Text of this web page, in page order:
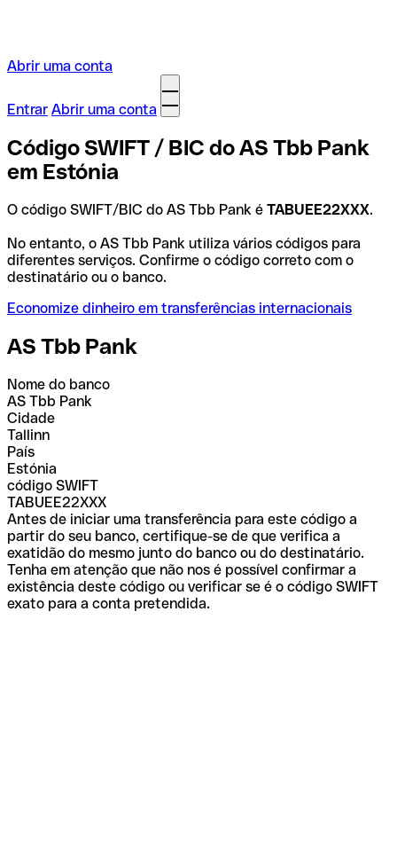
Abrir uma conta
Entrar Abrir uma conta
Código SWIFT / BIC do AS Tbb Pank
em Estónia
O código SWIFT/BIC do AS Tbb Pank é TABUEE22XXX.
No entanto, o AS Tbb Pank utiliza vários códigos para
diferentes serviços. Confirme o código correto com o
destinatário ou o banco.
Economize dinheiro em transferências internacionais
AS Tbb Pank
Nome do banco
AS Tbb Pank
Cidade
Tallinn
País
Estónia
código SWIFT
TABUEE22XXX
Antes de iniciar uma transferência para este código a
partir do seu banco, certifique-se de que verifica a
exatidão do mesmo junto do banco ou do destinatário.
Tenha em atenção que não nos é possível confirmar a
existência deste código ou verificar se é o código SWIFT
exato para a conta pretendida.